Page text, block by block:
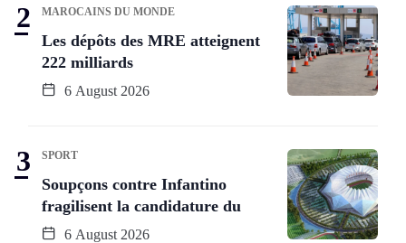
MAROCAINS DU MONDE
Les dépôts des MRE atteignent
222 milliards
6 August 2026
SPORT
Soupçons contre Infantino
fragilisent la candidature du
6 August 2026